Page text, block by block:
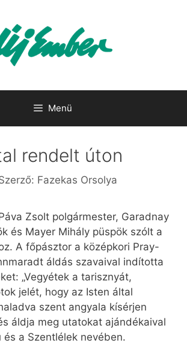
Menü
rendelt úton
Fazekas Orsolya
Zsolt polgármester, Garadnay
és Mayer Mihály püspök szólt a
A főpásztor a középkori Pray-
áldás szavaival indította
„Vegyétek a tarisznyát,
jelét, hogy az Isten által
szent angyala kísérjen
áldja meg utatokat ajándékaival
és a Szentlélek nevében.